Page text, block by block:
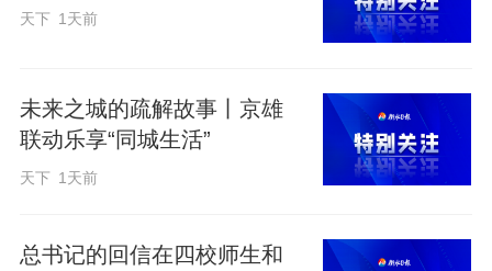
天下 1天前
未来之城的疏解故事丨京雄
联动乐享“同城生活”
天下 1天前
总书记的回信在四校师生和